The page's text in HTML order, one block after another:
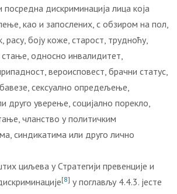
посредна дискриминација лица која
као и запослених, с обзиром на пол,
расу, боју коже, старост, трудноћу,
односно инвалидитет,
вероисповест, брачни статус,
сексуално опредељење,
друго уверење, социјално порекло,
чланство у политичким
синдикатима или друго лично
циљева у Стратегији превенције и
[8] у поглављу 4.4.3. јесте